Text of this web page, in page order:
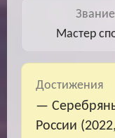
Звание
Мастер
Достижения
—
России